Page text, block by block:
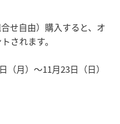
せ自由）購入すると、オ
されます。
（月）〜11月23日（日）